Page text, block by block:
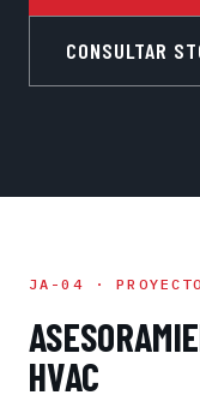
CONSULTAR
JA-04 ·
HVAC